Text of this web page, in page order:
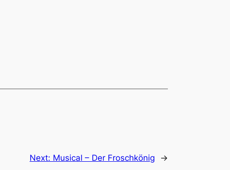
Next: Musical – Der Froschkönig →